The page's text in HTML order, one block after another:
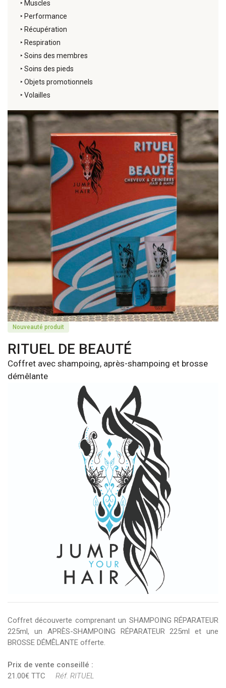
‣ Muscles
‣ Performance
‣ Récupération
‣ Respiration
‣Soins des membres
‣Soins des pieds
‣Objets promotionnels
‣Volailles
Nouveauté produit
RITUEL DE BEAUTÉ
Coffret avec shampoing, après-shampoing et brosse
démêlante
Coffret découverte comprenant un SHAMPOING RÉPARATEUR
225ml, un APRÈS-SHAMPOING RÉPARATEUR 225ml et une
BROSSE DÉMÊLANTE offerte.
Prix de vente conseillé :
21.00€ TTC Réf. RITUEL